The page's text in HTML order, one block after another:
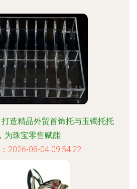
造精品外贸首饰托与玉镯托托
为珠宝零售赋能
2026-08-04 09:54:22